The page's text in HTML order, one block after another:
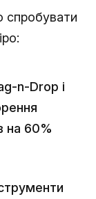
спробувати
n-Drop і
на 60%